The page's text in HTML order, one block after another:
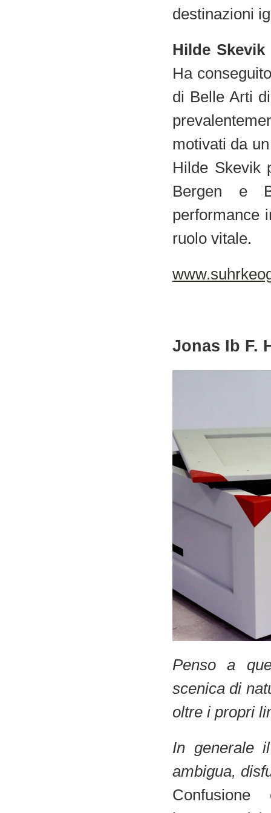
destinazioni
Hilde Skevik
Ha
di Belle Arti
motivati da
Hilde Skevik
Bergen e
performance
ruolo vitale.
Jonas Ib F.
Penso a
scenica di
oltre i propri
In generale
ambigua,